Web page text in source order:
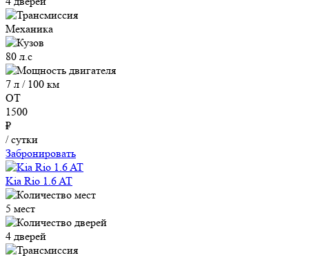
Механика
80 л.с
7 л / 100 км
ОТ
1500
₽
/ сутки
Забронировать
Kia Rio 1.6 AT
5 мест
4 дверей